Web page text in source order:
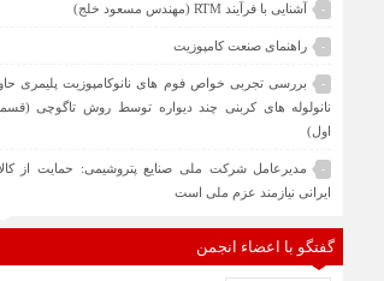
- آشنایی با فرآیند RTM (مهندس مسعود خلج)
- راهنمای صنعت کامپوزیت
-
بررسی تجربی خواص فوم های نانوکامپوزیت پلیمری
نانولوله های کربنی چند دیواره توسط روش تاگوچی
اول)
-
مدیرعامل شرکت ملی صنایع پتروشیمی: حمایت از
ایرانی نیازمند عزم ملی است
گفتگو با اعضاء انجمن